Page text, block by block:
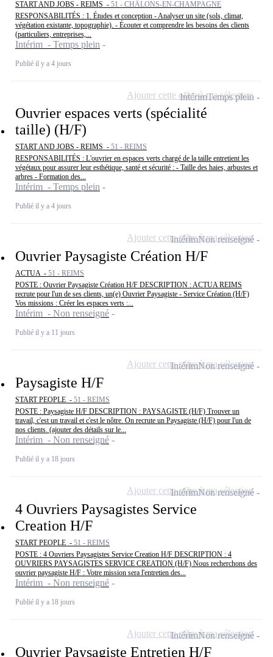
START AND JOBS - REIMS - 51 - CHÂLONS-EN-CHAMPAGNE
RESPONSABILITÉS : 1. Études et conception - Analyser un site (sols, climat,
végétation existante, topographie). - Écouter et comprendre les besoins des clients
(particuliers, entreprises,...
Intérim - Temps plein
Publié il y a 4 jours
Ouvrier espaces verts (spécialité
taille) (H/F)
START AND JOBS - REIMS - 51 - REIMS
RESPONSABILITÉS : L'ouvrier en espaces verts chargé de la taille entretient les
végétaux pour assurer leur esthétique, santé et sécurité : - Taille des haies, arbustes et
arbres - Formation des...
Intérim - Temps plein
Publié il y a 4 jours
IntérimTemps plein
Ajouter cette offre à ma sélection
Ouvrier Paysagiste Création H/F
ACTUA - 51 - REIMS
POSTE : Ouvrier Paysagiste Création H/F DESCRIPTION : ACTUA REIMS
recrute pour l'un de ses clients, un(e) Ouvrier Paysagiste - Service Création (H/F)
Vos missions : Créer les espaces verts :...
Intérim - Non renseigné
Publié il y a 11 jours
IntérimNon renseigné
Ajouter cette offre à ma sélection
Paysagiste H/F
START PEOPLE - 51 - REIMS
POSTE : Paysagiste H/F DESCRIPTION : PAYSAGISTE (H/F) Trouver un
travail, c'est un travail et c'est le nôtre. On recrute un Paysagiste (H/F) pour l'un de
nos clients. (ajouter des détails sur le...
Intérim - Non renseigné
Publié il y a 18 jours
IntérimNon renseigné
Ajouter cette offre à ma sélection
4 Ouvriers Paysagistes Service
Creation H/F
START PEOPLE - 51 - REIMS
POSTE : 4 Ouvriers Paysagistes Service Creation H/F DESCRIPTION : 4
OUVRIERS PAYSAGISTES SERVICE CREATION (H/F) Nous recherchons des
ouvrier paysagiste H/F : Votre mission sera l'entretien des...
Intérim - Non renseigné
Publié il y a 18 jours
IntérimNon renseigné
Ajouter cette offre à ma sélection
Ouvrier Paysagiste Entretien H/F
IntérimNon renseigné
Ajouter cette offre à ma sélection